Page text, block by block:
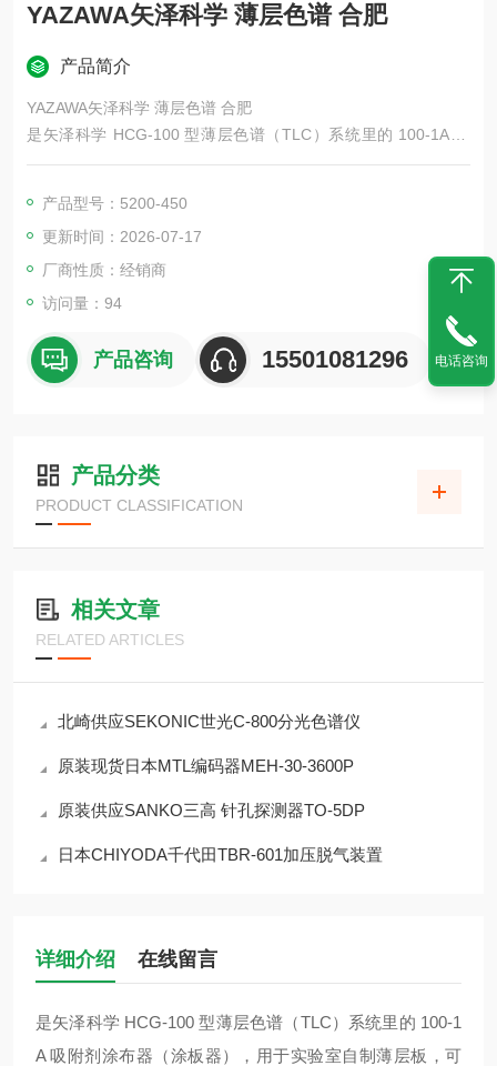
YAZAWA矢泽科学 薄层色谱 合肥
产品简介
YAZAWA矢泽科学 薄层色谱 合肥
是矢泽科学 HCG-100 型薄层色谱（TLC）系统里的 100-1A 吸
附剂涂布器（涂板器），用于实验室自制薄层板，可精准涂布硅
产品型号：5200-450
更新时间：2026-07-17
厂商性质：经销商
访问量：94
产品咨询 15501081296
产品分类
PRODUCT CLASSIFICATION
相关文章
RELATED ARTICLES
北崎供应SEKONIC世光C-800分光色谱仪
原装现货日本MTL编码器MEH-30-3600P
原装供应SANKO三高 针孔探测器TO-5DP
日本CHIYODA千代田TBR-601加压脱气装置
详细介绍 在线留言
是矢泽科学 HCG-100 型薄层色谱（TLC）系统里的 100-1
A 吸附剂涂布器（涂板器），用于实验室自制薄层板，可
电话咨询